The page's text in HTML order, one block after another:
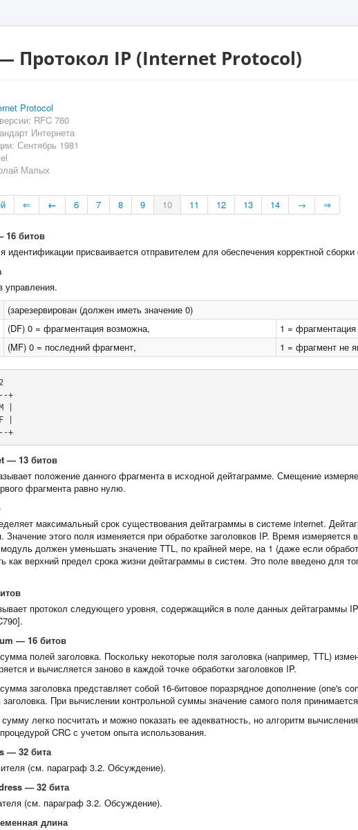
— Протокол IP (Internet Protocol)
Protocol
RFC 760
Интернета
Сентябрь 1981
Малых
⇐ ← 6 7 8 9 10 11 12 13 14 → ⇒
16 битов
идентификации присваивается отправителем для обеспечения корректной
управления.
(зарезервирован (должен иметь значение 0)
(DF) 0 = фрагментация возможна,
1 =
(MF) 0 = последний фрагмент, 1 = фрагмент не
+
|
|
+
— 13 битов
положение данного фрагмента в исходной дейтаграмме. Смещение
фрагмента равно нулю.
максимальный срок существования дейтаграммы в системе internet.
Значение этого поля изменяется при обработке заголовков IP. Время
должен уменьшать значение TTL, по крайней мере, на 1 (даже если
как верхний предел срока жизни дейтаграммы в систем. Это поле введено для
протокол следующего уровня, содержащийся в поле данных дейтаграммы
— 16 битов
полей заголовка. Поскольку некоторые поля заголовка (например, TTL)
и вычисляется заново в каждой точке обработки заголовков IP.
заголовка представляет собой 16-битовое поразрядное дополнение (one's
При вычислении контрольной суммы значение самого поля
легко посчитать и можно показать ее адекватность, но алгоритм
CRC с учетом опыта использования.
— 32 бита
(см. параграф 3.2. Обсуждение).
— 32 бита
(см. параграф 3.2. Обсуждение).
длина